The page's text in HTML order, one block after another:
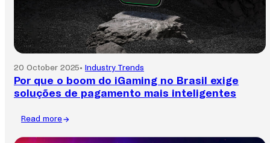
20 October 2025• Industry Trends
Por que o boom do iGaming no Brasil exige
soluções de pagamento mais inteligentes
Read more
Por